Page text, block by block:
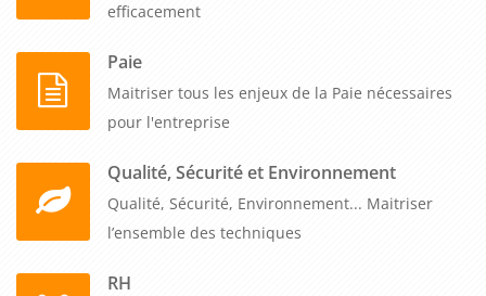
efficacement
Paie
Maitriser tous les enjeux de la Paie nécessaires
pour l'entreprise
Qualité, Sécurité et Environnement
Qualité, Sécurité, Environnement... Maitriser
l’ensemble des techniques
RH